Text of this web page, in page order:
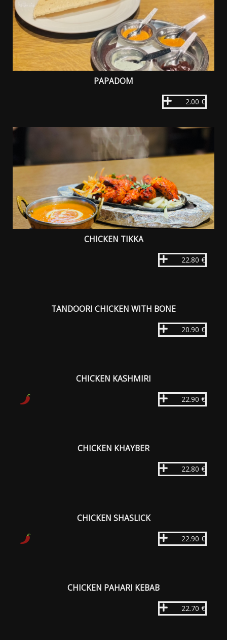
PAPADOM
2.00 €
CHICKEN TIKKA
22.80 €
TANDOORI CHICKEN WITH BONE
20.90 €
CHICKEN KASHMIRI
22.90 €
CHICKEN KHAYBER
22.80 €
CHICKEN SHASLICK
22.90 €
CHICKEN PAHARI KEBAB
22.70 €